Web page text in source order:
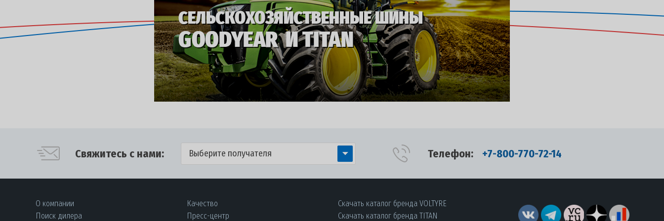
Свяжитесь с нами: Выберите получателя Телефон: +7-800-770-72-14
О компании
Поиск дилера
Качество
Пресс-центр
Скачать каталог бренда VOLTYRE
Скачать каталог бренда TITAN